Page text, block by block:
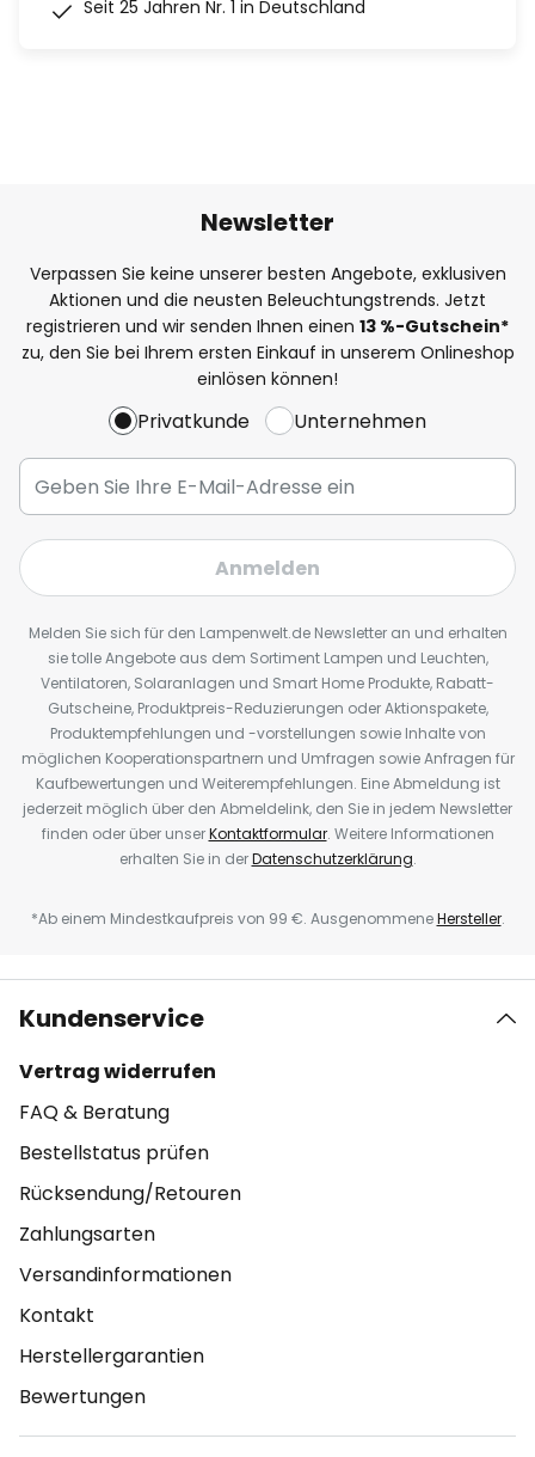
Seit 25 Jahren Nr. 1 in Deutschland
Newsletter
Verpassen Sie keine unserer besten Angebote, exklusiven
Aktionen und die neusten Beleuchtungstrends. Jetzt
registrieren und wir senden Ihnen einen 13 %-Gutschein*
zu, den Sie bei Ihrem ersten Einkauf in unserem Onlineshop
einlösen können!
Privatkunde Unternehmen
Anmelden
Melden Sie sich für den Lampenwelt.de Newsletter an und erhalten
sie tolle Angebote aus dem Sortiment Lampen und Leuchten,
Ventilatoren, Solaranlagen und Smart Home Produkte, Rabatt-
Gutscheine, Produktpreis-Reduzierungen oder Aktionspakete,
Produktempfehlungen und -vorstellungen sowie Inhalte von
möglichen Kooperationspartnern und Umfragen sowie Anfragen für
Kaufbewertungen und Weiterempfehlungen. Eine Abmeldung ist
jederzeit möglich über den Abmeldelink, den Sie in jedem Newsletter
finden oder über unserKontaktformular. Weitere Informationen
erhalten Sie in derDatenschutzerklärung.
*Ab einem Mindestkaufpreis von 99 €. AusgenommeneHersteller.
Kundenservice
Vertrag widerrufen
FAQ & Beratung
Bestellstatus prüfen
Rücksendung/Retouren
Zahlungsarten
Versandinformationen
Kontakt
Herstellergarantien
Bewertungen